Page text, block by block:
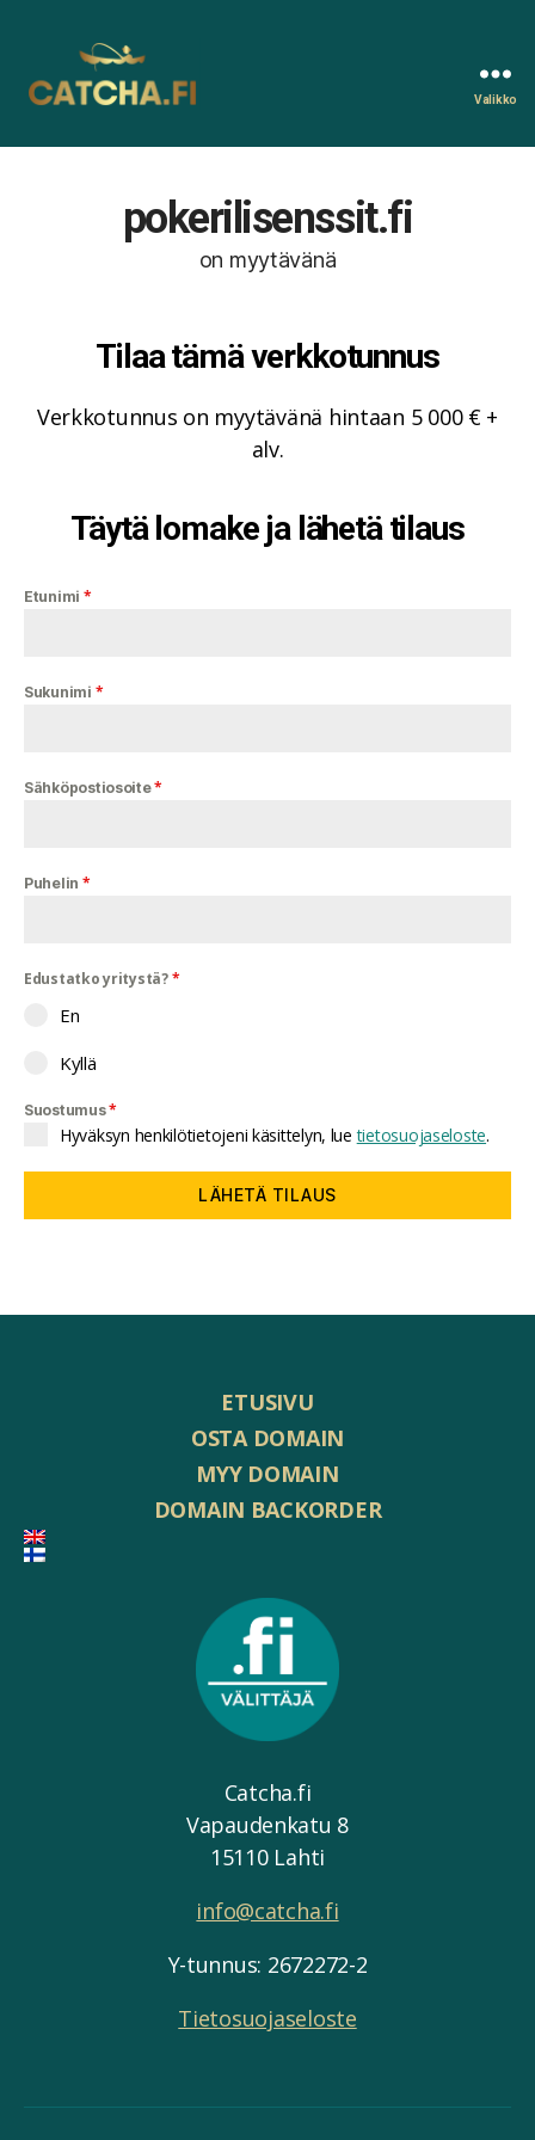
Valikko
pokerilisenssit.fi
on myytävänä
Tilaa tämä verkkotunnus
Verkkotunnus on myytävänä hintaan 5 000 € +
alv.
Täytä lomake ja lähetä tilaus
Etunimi *
Sukunimi *
Sähköpostiosoite*
Puhelin *
Edustatko yritystä?*
En
Kyllä
Suostumus*
Hyväksyn henkilötietojeni käsittelyn, luetietosuojaseloste.
LÄHETÄ TILAUS
ETUSIVU
OSTA DOMAIN
MYY DOMAIN
DOMAIN BACKORDER
Catcha.fi
Vapaudenkatu 8
15110 Lahti
info@catcha.fi
Y-tunnus: 2672272-2
Tietosuojaseloste